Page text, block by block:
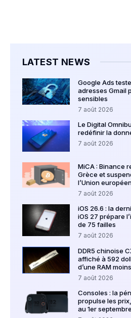
LATEST NEWS
Google Ads
adresses Gmail
sensibles
7 août 2026
Le Digital
redéfinir la
7 août 2026
MiCA : Binance
Grèce et
l’Union
7 août 2026
iOS 26.6 : la
iOS 27 prépare
de 75 failles
7 août 2026
DDR5 chinoise
affiché à 592
d’une RAM
7 août 2026
Consoles : la
propulse les
au 1er septembre